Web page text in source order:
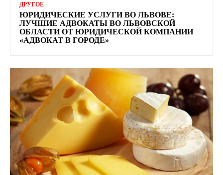
ДРУГОЕ
ЮРИДИЧЕСКИЕ УСЛУГИ ВО ЛЬВОВЕ:
ЛУЧШИЕ АДВОКАТЫ ВО ЛЬВОВСКОЙ
ОБЛАСТИ ОТ ЮРИДИЧЕСКОЙ КОМПАНИИ
«АДВОКАТ В ГОРОДЕ»